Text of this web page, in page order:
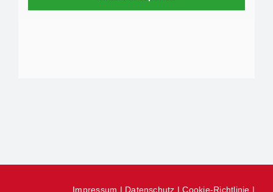
Impressum | Datenschutz |Cookie-Richtlinie |